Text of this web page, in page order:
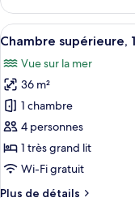
très
grand
lit
Chambre
supérieure,
1
grand
lit
Afficher
toutes
les
photos
pour
ce
type
de
chambre :
9
Chambre supérieure,
Vue sur la mer
36 m²
1 chambre
4 personnes
1 très grand lit
Wi-Fi gratuit
Plus de détails
Plus